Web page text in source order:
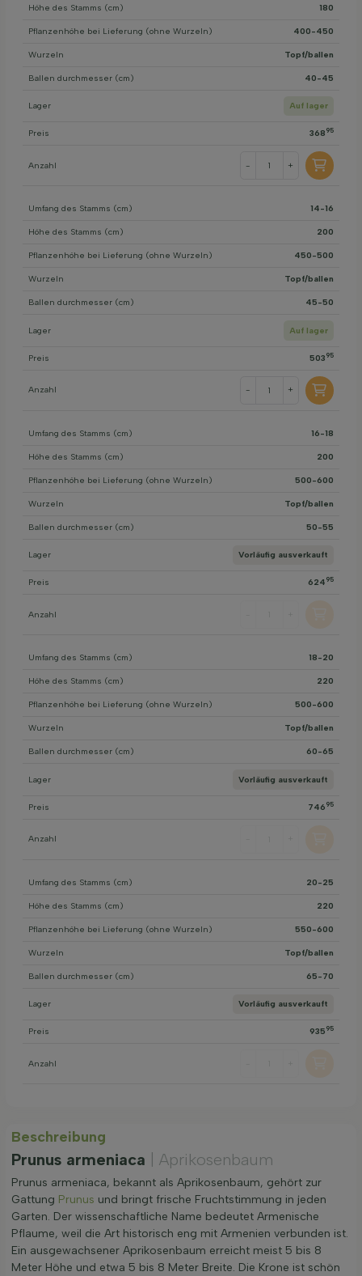
Höhe des Stamms (cm) 180
Pflanzenhöhe bei Lieferung (ohne Wurzeln) 400-450
Wurzeln Topf/ballen
Ballen durchmesser (cm) 40-45
Lager Auf lager
Preis 368 95
Anzahl - +
Umfang des Stamms (cm) 14-16
Höhe des Stamms (cm) 200
Pflanzenhöhe bei Lieferung (ohne Wurzeln) 450-500
Wurzeln Topf/ballen
Ballen durchmesser (cm) 45-50
Lager Auf lager
Preis 503 95
Anzahl - +
Umfang des Stamms (cm) 16-18
Höhe des Stamms (cm) 200
Pflanzenhöhe bei Lieferung (ohne Wurzeln) 500-600
Wurzeln Topf/ballen
Ballen durchmesser (cm) 50-55
Lager Vorläufig ausverkauft
Preis 624 95
Anzahl
Umfang des Stamms (cm) 18-20
Höhe des Stamms (cm) 220
Pflanzenhöhe bei Lieferung (ohne Wurzeln) 500-600
Wurzeln Topf/ballen
Ballen durchmesser (cm) 60-65
Lager Vorläufig ausverkauft
Preis 746 95
Anzahl
Umfang des Stamms (cm) 20-25
Höhe des Stamms (cm) 220
Pflanzenhöhe bei Lieferung (ohne Wurzeln) 550-600
Wurzeln Topf/ballen
Ballen durchmesser (cm) 65-70
Lager Vorläufig ausverkauft
Preis 935 95
Anzahl
Beschreibung
Prunus armeniaca | Aprikosenbaum
Prunus armeniaca, bekannt als Aprikosenbaum, gehört zur
Gattung Prunus und bringt frische Fruchtstimmung in jeden
Garten. Der wissenschaftliche Name bedeutet Armenische
Pflaume, weil die Art historisch eng mit Armenien verbunden ist.
Ein ausgewachsener Aprikosenbaum erreicht meist 5 bis 8
Meter Höhe und etwa 5 bis 8 Meter Breite. Die Krone ist schön